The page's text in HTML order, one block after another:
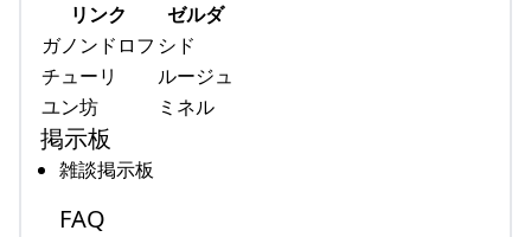
リンク
ゼルダ
ガノンドロフ シド
チューリ
ルージュ
ユン坊
ミネル
掲示板
雑談掲示板
FAQ